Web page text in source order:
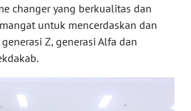
changer yang berkualitas dan
untuk mencerdaskan dan
Z, generasi Alfa dan